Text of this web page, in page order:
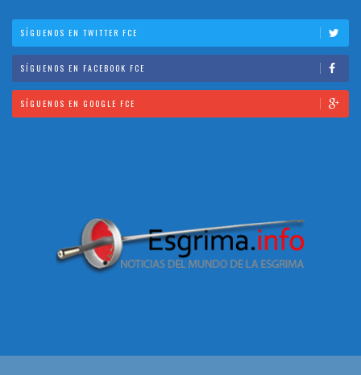
SÍGUENOS EN TWITTER FCE
SÍGUENOS EN FACEBOOK FCE
SÍGUENOS EN GOOGLE FCE